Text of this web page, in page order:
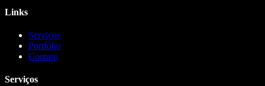
Links
Serviços
Portfólio
Contato
Serviços